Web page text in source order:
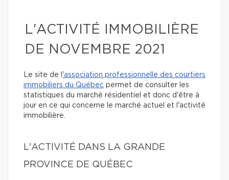
L'ACTIVITÉ IMMOBILIÈRE
DE NOVEMBRE 2021
Le site de l 'association professionnelle des courtiers
immobiliers du Québec permet de consulter les
statistiques du marché résidentiel et donc d'être à
jour en ce qui concerne le marché actuel et l'activité
immobilière.
L'ACTIVITÉ DANS LA GRANDE
PROVINCE DE QUÉBEC